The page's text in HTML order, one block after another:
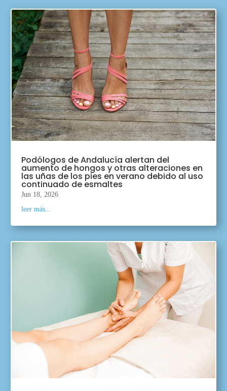
Podólogos de Andalucía alertan del
aumento de hongos y otras alteraciones en
las uñas de los pies en verano debido al uso
continuado de esmaltes
Jun 18, 2026
leer más...